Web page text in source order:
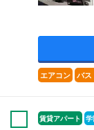
エアコン バス
賃貸アパート